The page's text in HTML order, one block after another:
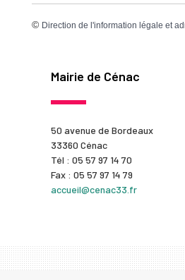
© Direction de l'information légale et
Mairie de Cénac
50 avenue de Bordeaux
33360 Cénac
Tél : 05 57 97 14 70
Fax : 05 57 97 14 79
accueil@cenac33.fr